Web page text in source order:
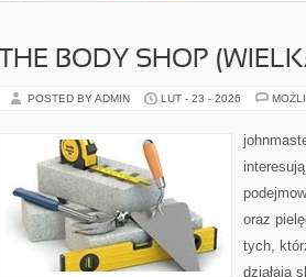
THE BODY SHOP
POSTED BY ADMIN LUT - 23 - 2026
oraz
tych,
działają